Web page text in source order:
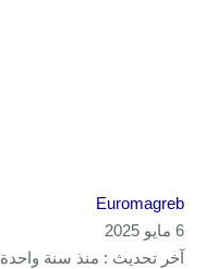
Euromagreb
6 مايو 2025
آخر تحديث : منذ سنة واحدة